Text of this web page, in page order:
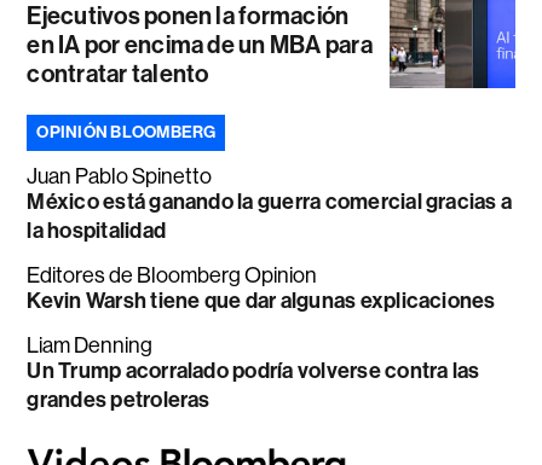
Ejecutivos ponen la formación
en IA por encima de un MBA para
contratar talento
OPINIÓN BLOOMBERG
Juan Pablo Spinetto
México está ganando la guerra comercial gracias a
la hospitalidad
Editores de Bloomberg Opinion
Kevin Warsh tiene que dar algunas explicaciones
Liam Denning
Un Trump acorralado podría volverse contra las
grandes petroleras